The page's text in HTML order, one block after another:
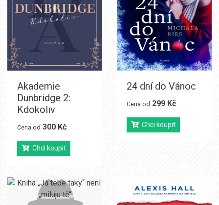
Akademie
Dunbridge 2:
Kdokoliv
Cena od 300 Kč
Chci koupit
24 dní do Vánoc
Cena od 299 Kč
Chci koupit